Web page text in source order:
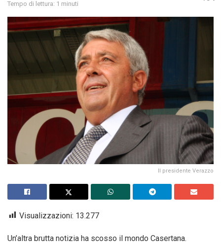
Tempo di lettura: 1 minuti
Il presidente Verazzo
Visualizzazioni: 13.277
Un’altra brutta notizia ha scosso il mondo Casertana.